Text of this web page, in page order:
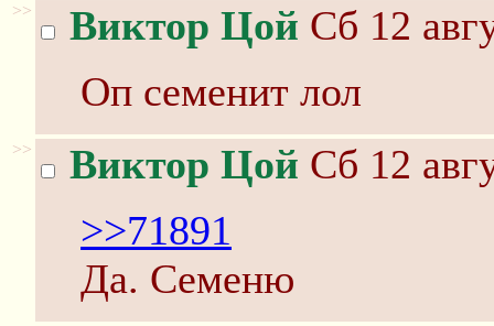
>> Виктор Цой Сб 12
Оп семенит лол
>> Виктор Цой Сб 12
>>71891
Да. Семеню